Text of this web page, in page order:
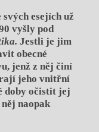
esejích už
vyšly pod
Jestli je jim
obecné
jenž z něj činí
jeho vnitřní
doby očistit jej
něj naopak